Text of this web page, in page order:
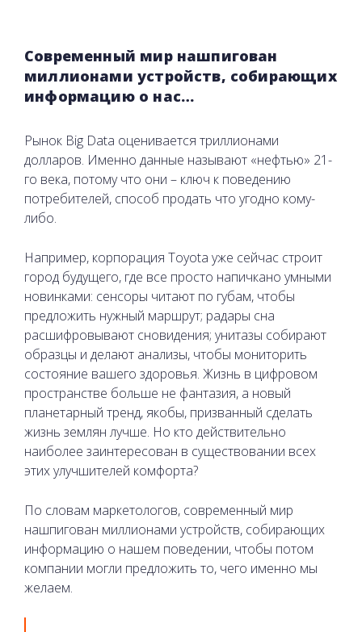
Современный мир нашпигован
миллионами устройств, собирающих
информацию о нас…
Рынок Big Data оценивается триллионами
долларов. Именно данные называют «нефтью» 21-
го века, потому что они – ключ к поведению
потребителей, способ продать что угодно кому-
либо.
Например, корпорация Toyota уже сейчас строит
город будущего, где все просто напичкано умными
новинками: сенсоры читают по губам, чтобы
предложить нужный маршрут; радары сна
расшифровывают сновидения; унитазы собирают
образцы и делают анализы, чтобы мониторить
состояние вашего здоровья. Жизнь в цифровом
пространстве больше не фантазия, а новый
планетарный тренд, якобы, призванный сделать
жизнь землян лучше. Но кто действительно
наиболее заинтересован в существовании всех
этих улучшителей комфорта?
По словам маркетологов, современный мир
нашпигован миллионами устройств, собирающих
информацию о нашем поведении, чтобы потом
компании могли предложить то, чего именно мы
желаем.